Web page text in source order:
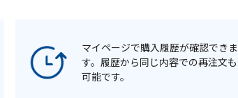
マイページで購入履歴が確認できま
す。履歴から同じ内容での再注文も
可能です。